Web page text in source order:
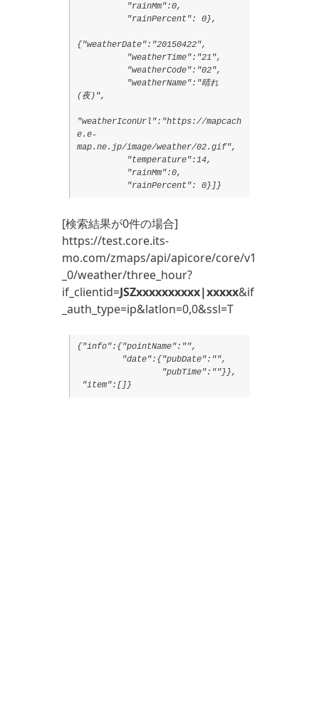
"rainMm":0,
"rainPercent": 0},
{"weatherDate":"20150422",
"weatherTime":"21",
"weatherCode":"02",
"weatherName":"晴れ
(夜)",
"weatherIconUrl":"https://mapcach
e.e-
map.ne.jp/image/weather/02.gif",
"temperature":14,
"rainMm":0,
"rainPercent": 0}]}
[検索結果が0件の場合]
https://test.core.its-
mo.com/zmaps/api/apicore/core/v1
_0/weather/three_hour?
if_clientid=JSZxxxxxxxxxx|xxxxx&if
_auth_type=ip&latlon=0,0&ssl=T
{"info":{"pointName":"",
"date":{"pubDate":"",
"pubTime":""}},
"item":[]}